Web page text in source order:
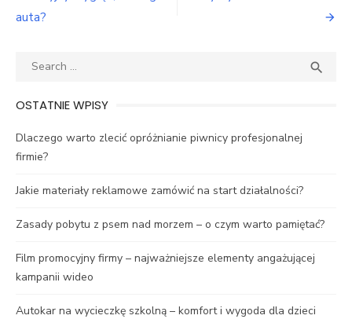
auta?
Search

OSTATNIE WPISY
Dlaczego warto zlecić opróżnianie piwnicy profesjonalnej
firmie?
Jakie materiały reklamowe zamówić na start działalności?
Zasady pobytu z psem nad morzem – o czym warto pamiętać?
Film promocyjny firmy – najważniejsze elementy angażującej
kampanii wideo
Autokar na wycieczkę szkolną – komfort i wygoda dla dzieci